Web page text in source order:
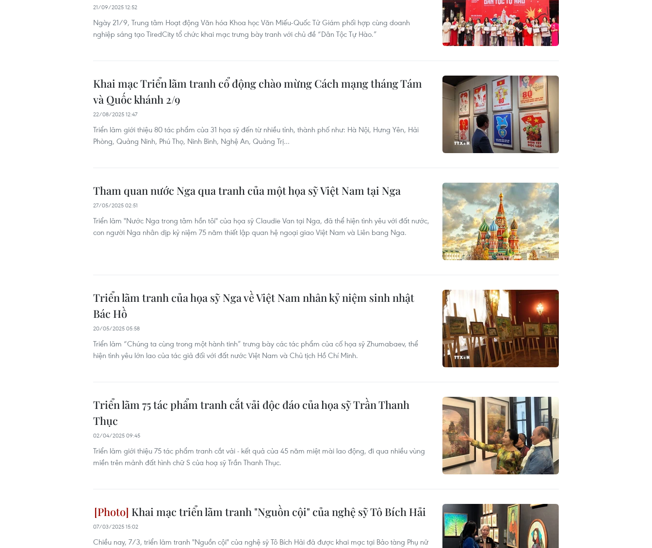
21/09/2025 12:52
Ngày 21/9, Trung tâm Hoạt động Văn hóa Khoa học Văn Miếu-Quốc Tử Giám phối hợp cùng doanh
nghiệp sáng tạo TiredCity tổ chức khai mạc trưng bày tranh với chủ đề “Dân Tộc Tự Hào.”
Khai mạc Triển lãm tranh cổ động chào mừng Cách mạng tháng Tám
và Quốc khánh 2/9
22/08/2025 12:47
Triển lãm giới thiệu 80 tác phẩm của 31 họa sỹ đến từ nhiều tỉnh, thành phố như: Hà Nội, Hưng Yên, Hải
Phòng, Quảng Ninh, Phú Thọ, Ninh Bình, Nghệ An, Quảng Trị…
Tham quan nước Nga qua tranh của một họa sỹ Việt Nam tại Nga
27/05/2025 02:51
Triển lãm "Nước Nga trong tâm hồn tôi" của họa sỹ Claudie Van tại Nga, đã thể hiện tình yêu với đất nước,
con người Nga nhân dịp kỷ niệm 75 năm thiết lập quan hệ ngoại giao Việt Nam và Liên bang Nga.
Triển lãm tranh của họa sỹ Nga về Việt Nam nhân kỷ niệm sinh nhật
Bác Hồ
20/05/2025 05:58
Triển lãm “Chúng ta cùng trong một hành tinh” trưng bày các tác phẩm của cố họa sỹ Zhumabaev, thể
hiện tình yêu lớn lao của tác giả đối với đất nước Việt Nam và Chủ tịch Hồ Chí Minh.
Triển lãm 75 tác phẩm tranh cắt vải độc đáo của họa sỹ Trần Thanh
Thục
02/04/2025 09:45
Triển lãm giới thiệu 75 tác phẩm tranh cắt vải - kết quả của 45 năm miệt mài lao động, đi qua nhiều vùng
miền trên mảnh đất hình chữ S của hoạ sỹ Trần Thanh Thục.
Khai mạc triển lãm tranh "Nguồn cội" của nghệ sỹ Tô Bích Hải
07/03/2025 15:02
Chiều nay, 7/3, triển lãm tranh "Nguồn cội" của nghệ sỹ Tô Bích Hải đã được khai mạc tại Bảo tàng Phụ nữ